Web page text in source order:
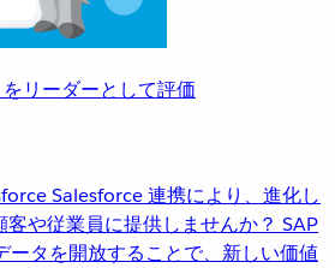
リーダーとして評価
Salesforce 連携により、進化し
や従業員に提供しませんか？ SAP
ータを開放することで、新しい価値